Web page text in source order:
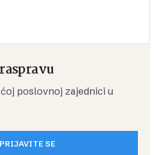
poslovnoj zajednici u
PRIJAVITE SE